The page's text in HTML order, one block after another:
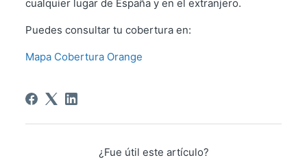
cualquier lugar de España y en el extranjero.
Puedes consultar tu cobertura en:
Mapa Cobertura Orange
¿Fue útil este artículo?